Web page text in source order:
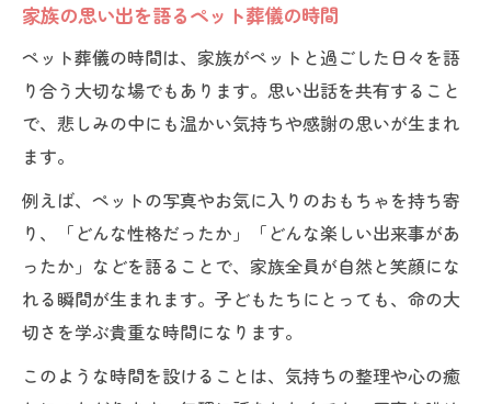
家族の思い出を語るペット葬儀の時間
ペット葬儀の時間は、家族がペットと過ごした日々を語
り合う大切な場でもあります。思い出話を共有すること
で、悲しみの中にも温かい気持ちや感謝の思いが生まれ
ます。
例えば、ペットの写真やお気に入りのおもちゃを持ち寄
り、「どんな性格だったか」「どんな楽しい出来事があ
ったか」などを語ることで、家族全員が自然と笑顔にな
れる瞬間が生まれます。子どもたちにとっても、命の大
切さを学ぶ貴重な時間になります。
このような時間を設けることは、気持ちの整理や心の癒